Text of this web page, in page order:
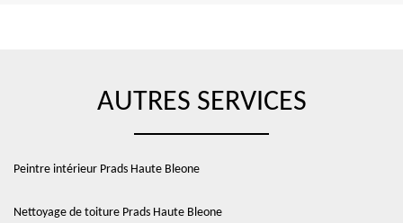
AUTRES SERVICES
Peintre intérieur Prads Haute Bleone
Nettoyage de toiture Prads Haute Bleone